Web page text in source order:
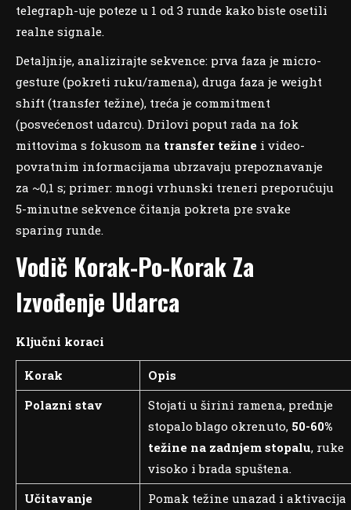
telegraph-uje poteze u 1 od 3 runde kako biste osetili
realne signale.
Detaljnije, analizirajte sekvence: prva faza je micro-
gesture (pokreti ruku/ramena), druga faza je weight
shift (transfer težine), treća je commitment
(posvećenost udarcu). Drilovi poput rada na fok
mittovima s fokusom na transfer težine i video-
povratnim informacijama ubrzavaju prepoznavanje
za ~0,1 s; primer: mnogi vrhunski treneri preporučuju
5-minutne sekvence čitanja pokreta pre svake
sparing runde.
Vodič Korak-Po-Korak Za
Izvođenje Udarca
Ključni koraci
Korak
Opis
Polazni stav
Stojati u širini ramena, prednje
stopalo blago okrenuto, 50-60%
težine na zadnjem stopalu, ruke
visoko i brada spuštena.
Učitavanje
Pomak težine unazad i aktivacija